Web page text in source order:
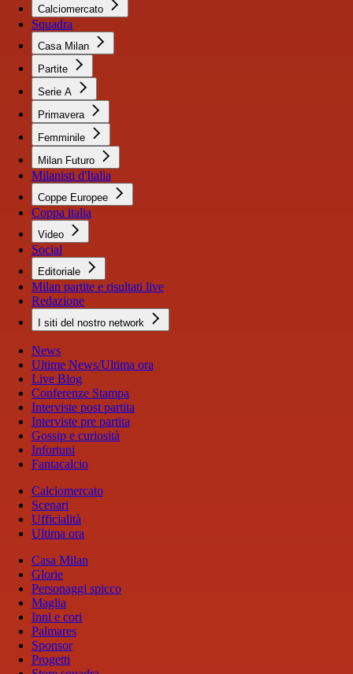
Calciomercato
Squadra
Casa Milan
Partite
Serie A
Primavera
Femminile
Milan Futuro
Milanisti d'Italia
Coppe Europee
Coppa italia
Video
Social
Editoriale
Milan partite e risultati live
Redazione
I siti del nostro network
News
Ultime News/Ultima ora
Live Blog
Conferenze Stampa
Interviste post partita
Interviste pre partita
Gossip e curiosità
Infortuni
Fantacalcio
Calciomercato
Scenari
Ufficialità
Ultima ora
Casa Milan
Glorie
Personaggi spicco
Maglia
Inni e cori
Palmares
Sponsor
Progetti